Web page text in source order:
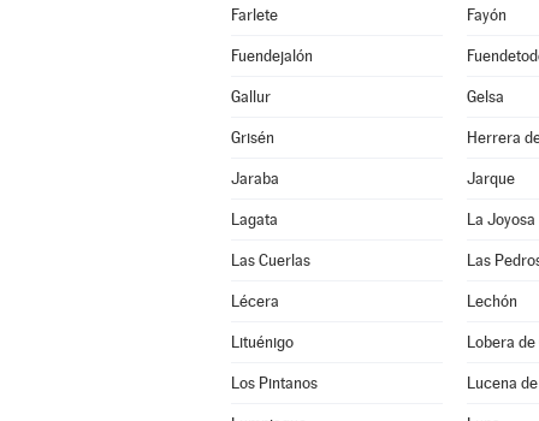
Farlete Fayón
Fuendejalón
Gallur Gelsa
Grisén Herrera
Jaraba Jarque
Lagata La Joyosa
Las Cuerlas Las
Lécera Lechón
Lituénigo Lobera de
Los Pintanos Lucena